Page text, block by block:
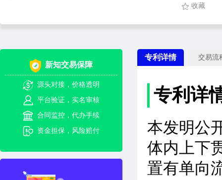
收藏
新知交易保障
源头对接，价格透明
平台验证，实名审核
合同监控，代办手续
资金担保，风险赔付
专利详情 交易流
专利详
本发明公
体内上下
置有单向